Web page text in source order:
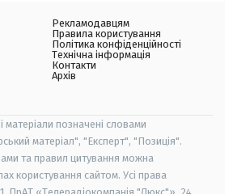
Рекламодавцям
Правила користування
Політика конфіденційності
Технічна інформація
Контакти
Архів
матеріали позначені словами
матеріал", "Експерт", "Позиція".
та правил цитування можна
користування сайтом. Усі права